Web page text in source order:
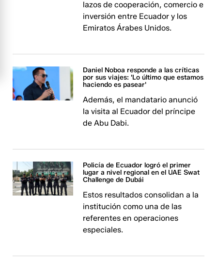
lazos de cooperación, comercio e
inversión entre Ecuador y los
Emiratos Árabes Unidos.
Daniel Noboa responde a las críticas
por sus viajes: 'Lo último que estamos
haciendo es pasear'
Además, el mandatario anunció
la visita al Ecuador del príncipe
de Abu Dabi.
Policía de Ecuador logró el primer
lugar a nivel regional en el UAE Swat
Challenge de Dubái
Estos resultados consolidan a la
institución como una de las
referentes en operaciones
especiales.